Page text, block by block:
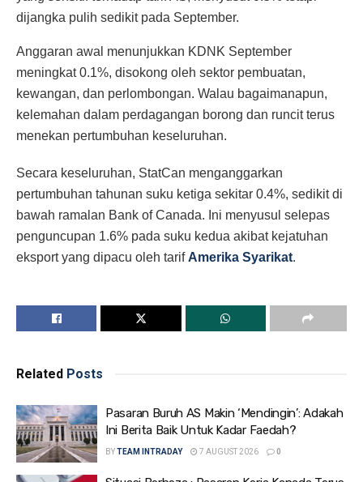
dijangka pulih sedikit pada September.
Anggaran awal menunjukkan KDNK September
meningkat 0.1%, disokong oleh sektor pembuatan,
kewangan, dan perlombongan. Walau bagaimanapun,
kelemahan dalam perdagangan borong dan runcit terus
menekan pertumbuhan keseluruhan.
Secara keseluruhan, StatCan menganggarkan
pertumbuhan tahunan suku ketiga sekitar 0.4%, sedikit di
bawah ramalan Bank of Canada. Ini menyusul selepas
penguncupan 1.6% pada suku kedua akibat kejatuhan
eksport yang dipacu oleh tarif Amerika Syarikat.
Related Posts
Pasaran Buruh AS Makin ‘Mendingin’: Adakah
Ini Berita Baik Untuk Kadar Faedah?
BYTEAM INTRADAY 7 AUGUST 2026 0